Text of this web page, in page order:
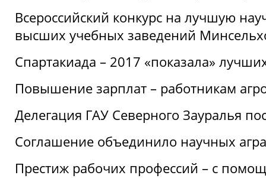
Всероссийский конкурс на лучшую
высших учебных заведений
Спартакиада – 2017 «показала»
Повышение зарплат – работникам
Делегация ГАУ Северного Зауралья
Соглашение объединило научных
Престиж рабочих профессий – с